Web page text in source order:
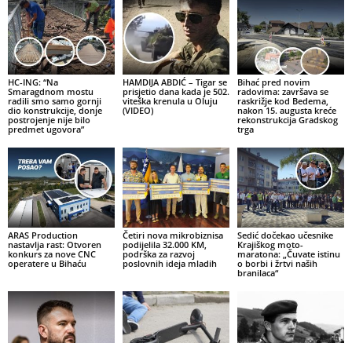
HC-ING: “Na
Smaragdnom mostu
radili smo samo gornji
dio konstrukcije, donje
postrojenje nije bilo
predmet ugovora”
HAMDIJA ABDIĆ – Tigar se
prisjetio dana kada je 502.
viteška krenula u Oluju
(VIDEO)
Bihać pred novim
radovima: završava se
raskrižje kod Bedema,
nakon 15. augusta kreće
rekonstrukcija Gradskog
trga
ARAS Production
nastavlja rast: Otvoren
konkurs za nove CNC
operatere u Bihaću
Četiri nova mikrobiznisa
podijelila 32.000 KM,
podrška za razvoj
poslovnih ideja mladih
Sedić dočekao učesnike
Krajiškog moto-
maratona: „Čuvate istinu
o borbi i žrtvi naših
branilaca“